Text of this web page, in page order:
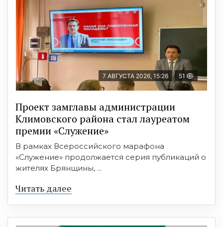
7 АВГУСТА 2026, 15:26 51
Проект замглавы администрации
Климовского района стал лауреатом
премии «Служение»
В рамках Всероссийского марафона
«Служение» продолжается серия публикаций о
жителях Брянщины, ...
Читать далее